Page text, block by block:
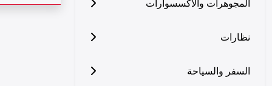
المجوهرات والاكسسوارات
نظارات
السفر والسياحة